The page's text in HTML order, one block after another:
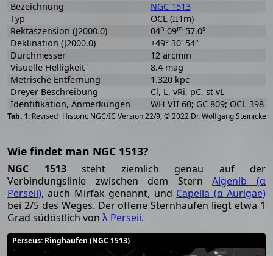
Revised+Historic NGC/IC Version 22/9, © 2022 Dr. Wolfgang Steinicke
Bezeichnung
NGC 1513
Typ
OCL (II1m)
Rektaszension (J2000.0)
04h 09m57.0s
Deklination (J2000.0)
+49° 30' 54"
Durchmesser
12 arcmin
Visuelle Helligkeit
8.4 mag
Metrische Entfernung
1.320 kpc
Dreyer Beschreibung
Cl, L, vRi, pC, st vL
Identifikation, Anmerkungen
WH VII 60; GC 809; OCL 398
Wie findet man NGC 1513?
NGC 1513steht ziemlich genau auf der
Verbindungslinie zwischen dem SternAlgenib (α
Perseii), auch Mirfak genannt, und Capella (α Aurigae)
bei 2/5 des Weges. Der offene Sternhaufen liegt etwa 1
Grad südöstlich von λ Perseii.
Perseus: Ringhaufen (NGC 1513)